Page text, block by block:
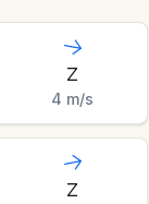
Z
4 m/s
Z